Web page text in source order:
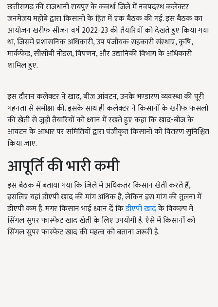
छत्तीसगढ़ की राजधानी रायपुर के कवर्धा जिले में नवपदस्थ कलेक्टर
जनमेजय महोबे द्वारा किसानों के हित में एक बैठक की गई. इस बैठक का
आयोजन खरीफ सीजन वर्ष 2022-23 की तैयारियों को देखते हुए किया गया
था, जिसमें प्रशासनिक अधिकारी, उप पंजीयक सहकारी संस्थाए, कृषि,
मार्कफेड, सीसीबी नोडल, विपणन, और उद्यानिकी विभाग के अधिकारी
शामिल हुए.
इस दौरान कलेक्टर ने खाद, बीज आंवटन, उनके भण्डारण व्यवस्था की पूरी
गहनता से समीक्षा की. इसके साथ ही कलेक्टर ने किसानों के खरीफ फसलों
की खेती से जुड़ी तैयारियों को ध्यान में रखते हुए कहा कि खाद-बीज के
आंवटन के आधार पर समितियों द्वारा पंजीकृत किसानों को वितरण सुनिश्चित
किया जाए.
आपूर्ति की भारी कमी
इस बैठक में बताया गया कि जिले में अधिकतर किसान खेती करते हैं,
इसलिए यहां डीएपी खाद की मांग अधिक है, लेकिन इस मांग की तुलना में
डीएपी कम है. मगर किसान भाई ध्यान दें किडीएपी खादके विकल्प में
सिंगल सुपर फास्फेट खाद खेती के लिए उपयोगी है. ऐसे में किसानों को
सिंगल सुपर फास्फेट खाद की महत्व को बताना जरूरी है.